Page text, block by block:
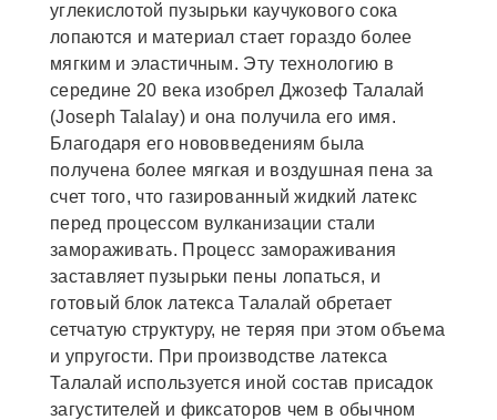
углекислотой пузырьки каучукового сока
лопаются и материал стает гораздо более
мягким и эластичным. Эту технологию в
середине 20 века изобрел Джозеф Талалай
(Joseph Talalay) и она получила его имя.
Благодаря его нововведениям была
получена более мягкая и воздушная пена за
счет того, что газированный жидкий латекс
перед процессом вулканизации стали
замораживать. Процесс замораживания
заставляет пузырьки пены лопаться, и
готовый блок латекса Талалай обретает
сетчатую структуру, не теряя при этом объема
и упругости. При производстве латекса
Талалай используется иной состав присадок
загустителей и фиксаторов чем в обычном